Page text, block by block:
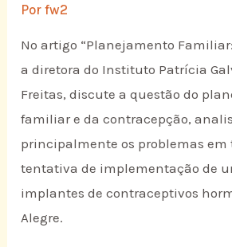
Porfw2
No artigo “Planejamento
a diretora do Instituto Patrícia
Freitas, discute a questão do
familiar e da contracepção,
principalmente os problemas em
tentativa de implementação de
implantes de contraceptivos
Alegre.